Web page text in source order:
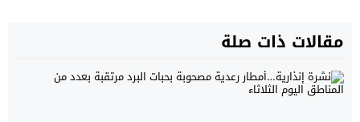
مقالات ذات صلة